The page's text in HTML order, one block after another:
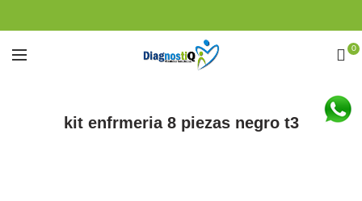
0
kit enfrmeria 8 piezas negro t3